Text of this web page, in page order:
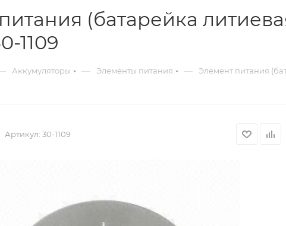
(батарейка
1109
Аккумуляторы — Элементы питания — Элемент питания
Артикул: 30-1109